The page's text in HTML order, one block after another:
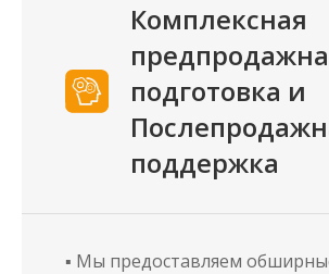
Комплексная
подготовка и
поддержка
▪ Мы предоставляем